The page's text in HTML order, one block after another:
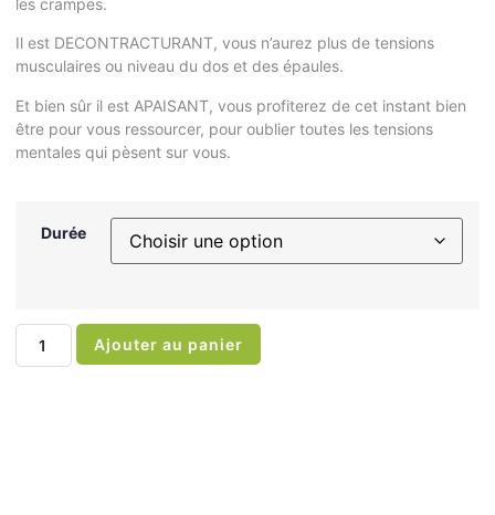
Il est DECONTRACTURANT, vous n’aurez plus de tensions
musculaires ou niveau du dos et des épaules.
Et bien sûr il est APAISANT, vous profiterez de cet instant bien
être pour vous ressourcer, pour oublier toutes les tensions
mentales qui pèsent sur vous.
Durée
Ajouter au panier